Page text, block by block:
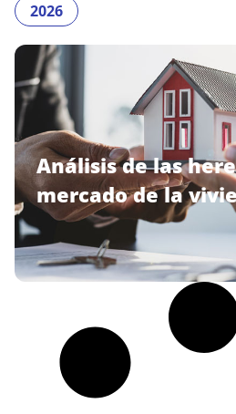
2026
Análisis de las
mercado de la